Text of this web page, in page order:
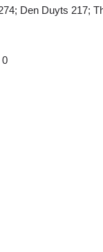
Den Duyts 217;
0